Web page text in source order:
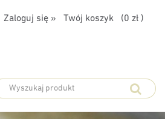
Zaloguj się » Twój koszyk (0 zł )